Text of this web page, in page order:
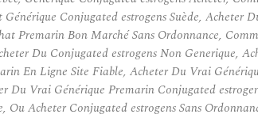
Conjugated estrogens Suède,
Premarin Bon Marché Sans Ordonnance,
Du Conjugated estrogens Non Generique,
En Ligne Site Fiable, Acheter Du Vrai
Du Vrai Générique Premarin Conjugated
Acheter Conjugated estrogens Sans